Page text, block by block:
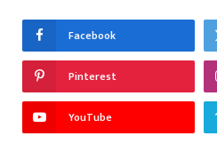
Facebook
Pinterest
YouTube